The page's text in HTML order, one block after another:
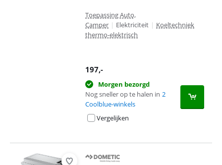
Toepassing Auto,
Camper | Elektriciteit | Koeltechniek
thermo-elektrisch
197,-
Morgen bezorgd
Nog sneller op te halen in 2
Coolblue-winkels
Vergelijken